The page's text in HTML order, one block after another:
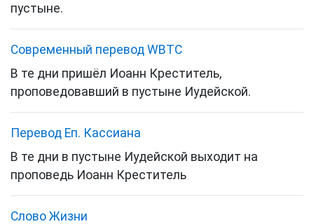
пустыне.
Cовременный перевод WBTC
В те дни пришёл Иоанн Креститель,
проповедовавший в пустыне Иудейской.
Перевод Еп. Кассиана
В те дни в пустыне Иудейской выходит на
проповедь Иоанн Креститель
Слово Жизни